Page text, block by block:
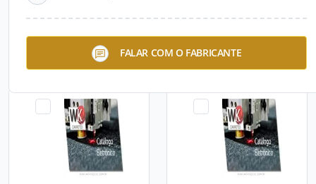
FALAR COM O FABRICANTE